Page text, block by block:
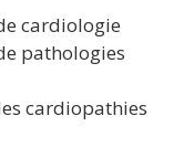
cardiologie
pathologies
cardiopathies